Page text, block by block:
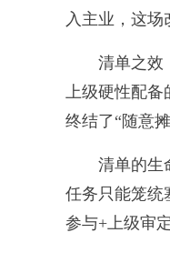
入主业，这
清单之效，
上级硬性配
终结了“随意
清单的生命
任务只能笼统
参与+上级审